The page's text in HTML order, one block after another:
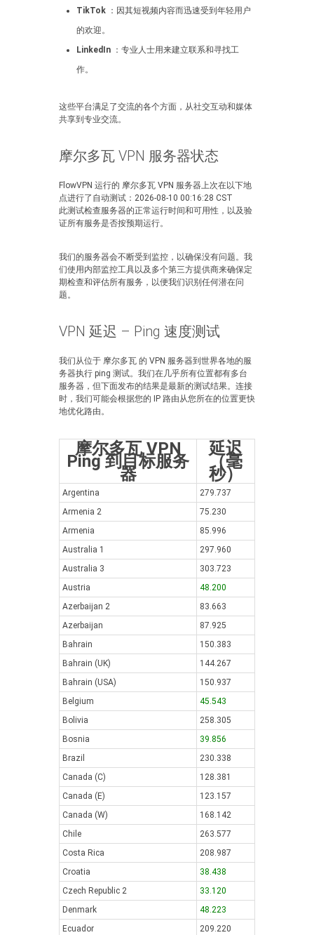
TikTok ：因其短视频内容而迅速受到年轻用户
的欢迎。
LinkedIn ：专业人士用来建立联系和寻找工
作。
这些平台满足了交流的各个方面，从社交互动和媒体
共享到专业交流。
摩尔多瓦 VPN 服务器状态
FlowVPN 运行的 摩尔多瓦 VPN 服务器上次在以下地
点进行了自动测试：2026-08-10 00:16:28 CST
此测试检查服务器的正常运行时间和可用性，以及验
证所有服务是否按预期运行。
我们的服务器会不断受到监控，以确保没有问题。我
们使用内部监控工具以及多个第三方提供商来确保定
期检查和评估所有服务，以便我们识别任何潜在问
题。
VPN 延迟 – Ping 速度测试
我们从位于 摩尔多瓦 的 VPN 服务器到世界各地的服
务器执行 ping 测试。我们在几乎所有位置都有多台
服务器，但下面发布的结果是最新的测试结果。连接
时，我们可能会根据您的 IP 路由从您所在的位置更快
地优化路由。
摩尔多瓦 VPN
Ping 到目标服务
器
延迟
（毫
秒）
Argentina
279.737
Armenia 2
75.230
Armenia
85.996
Australia 1
297.960
Australia 3
303.723
Austria
48.200
Azerbaijan 2
83.663
Azerbaijan
87.925
Bahrain
150.383
Bahrain (UK)
144.267
Bahrain (USA)
150.937
Belgium
45.543
Bolivia
258.305
Bosnia
39.856
Brazil
230.338
Canada (C)
128.381
Canada (E)
123.157
Canada (W)
168.142
Chile
263.577
Costa Rica
208.987
Croatia
38.438
Czech Republic 2
33.120
Denmark
48.223
Ecuador
209.220